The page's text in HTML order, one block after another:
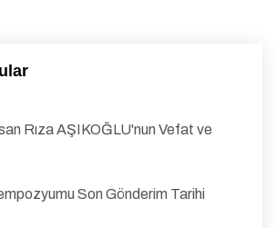
Rıza AŞIKOĞLU'nun Vefat ve
Son Gönderim Tarihi